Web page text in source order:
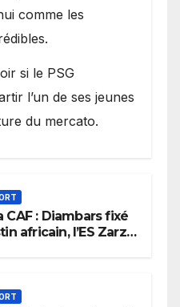
comme les
si le PSG
l’un de ses jeunes
du mercato.
CAF : Diambars fixé
africain, l’ES Zarzis